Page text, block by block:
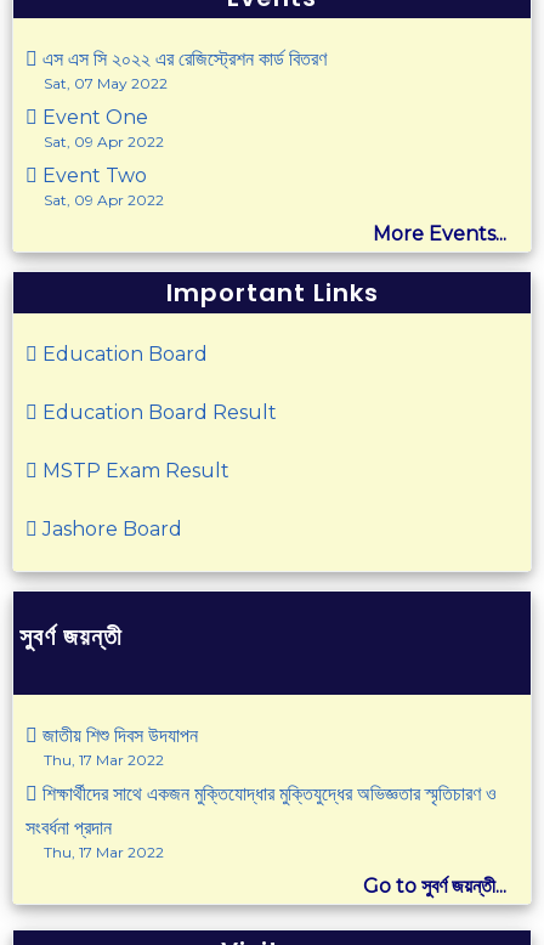
এস এস সি ২০২২ এর রেজিস্ট্রেশন কার্ড বিতরণ
Sat, 07 May 2022
Event One
Sat, 09 Apr 2022
Event Two
Sat, 09 Apr 2022
More Events...
Important Links
Education Board
Education Board Result
MSTP Exam Result
Jashore Board
সুবর্ণ জয়ন্তী
জাতীয় শিশু দিবস উদযাপন
Thu, 17 Mar 2022
শিক্ষার্থীদের সাথে একজন মুক্তিযোদ্ধার মুক্তিযুদ্ধের অভিজ্ঞতার স্মৃতিচারণ ও
সংবর্ধনা প্রদান
Thu, 17 Mar 2022
Go to সুবর্ণ জয়ন্তী...